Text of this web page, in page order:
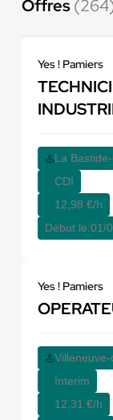
Offres
Yes ! Pamiers
La
CDI
12,98 €/h
Début le:01/
Yes ! Pamiers
Interim
12,31 €/h